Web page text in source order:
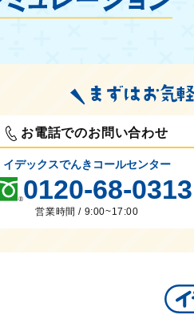
お電話でのお問い合わせ
イデックスでんきコールセンター
0120-68-0313
営業時間 / 9:00~17:00